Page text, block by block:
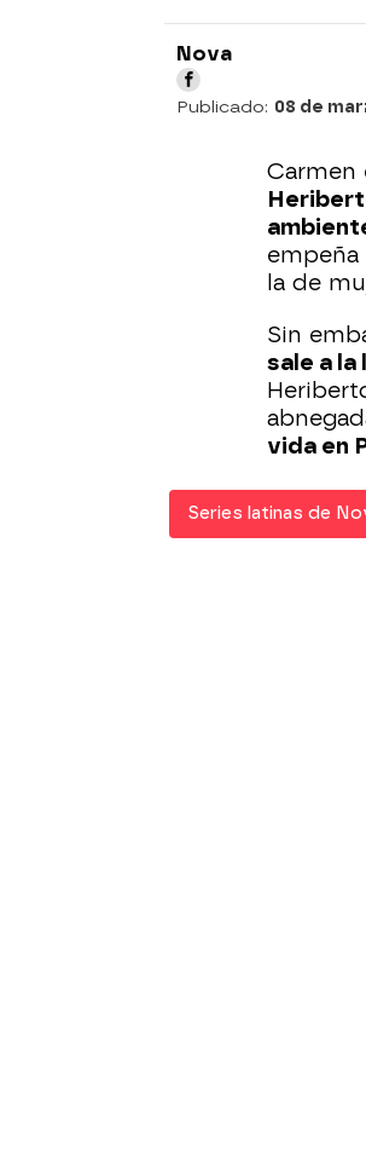
Nova
Publicado: 08 de
Carmen
la de
Sin
sale a
vida en
Series latinas de